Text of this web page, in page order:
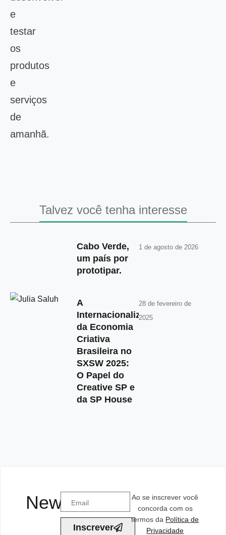
e
testar
os
produtos
e
serviços
de
amanhã.
Talvez você tenha interesse
Cabo Verde,
um país por
prototipar.
1 de agosto de 2026
A
Internacionalização
da Economia
Criativa
Brasileira no
SXSW 2025:
O Papel do
Creative SP e
da SP House
28 de fevereiro de
2025
Newsletter
Inscrever
Ao se inscrever você
concorda com os
termos da Política de
Privacidade